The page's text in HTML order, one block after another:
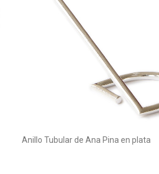
Anillo Tubular de Ana Pina en plata